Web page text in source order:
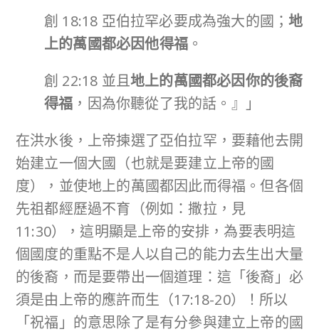
創 18:18 亞伯拉罕必要成為強大的國；地
上的萬國都必因他得福 。
創 22:18 並且地上的萬國都必因你的後裔
得福 ，因為你聽從了我的話。』」
在洪水後，上帝揀選了亞伯拉罕，要藉他去開
始建立一個大國（也就是要建立上帝的國
度），並使地上的萬國都因此而得福。但各個
先祖都經歷過不育（例如：撒拉，見
11:30），這明顯是上帝的安排，為要表明這
個國度的重點不是人以自己的能力去生出大量
的後裔，而是要帶出一個道理：這「後裔」必
須是由上帝的應許而生（17:18-20）！所以
「祝福」的意思除了是有分參與建立上帝的國